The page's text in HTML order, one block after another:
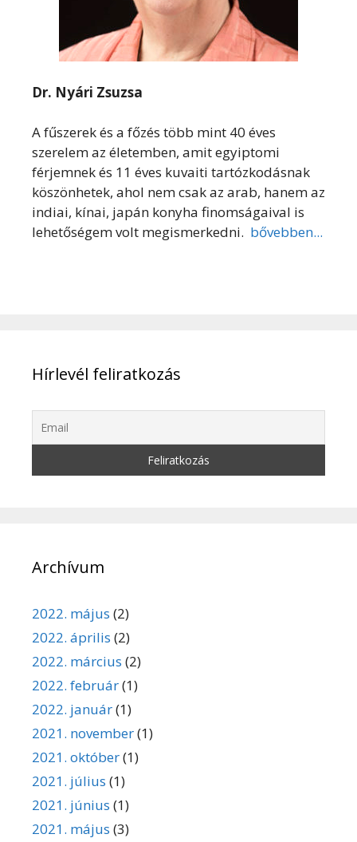
Dr. Nyári Zsuzsa
A fűszerek és a főzés több mint 40 éves
szerelem az életemben, amit egyiptomi
férjemnek és 11 éves kuvaiti tartózkodásnak
köszönhetek, ahol nem csak az arab, hanem az
indiai, kínai, japán konyha finomságaival is
lehetőségem volt megismerkedni. bővebben...
Hírlevél feliratkozás
Archívum
2022. május (2)
2022. április (2)
2022. március (2)
2022. február(1)
2022. január(1)
2021. november(1)
2021. október(1)
2021. július (1)
2021. június (1)
2021. május (3)